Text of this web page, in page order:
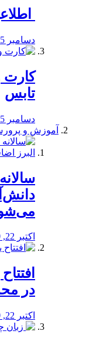
دسامبر 25, 2019
کارت
تابس
دسامبر 25, 2019
آموزش و
اکتبر 22, 2019
در
اکتبر 22, 2019